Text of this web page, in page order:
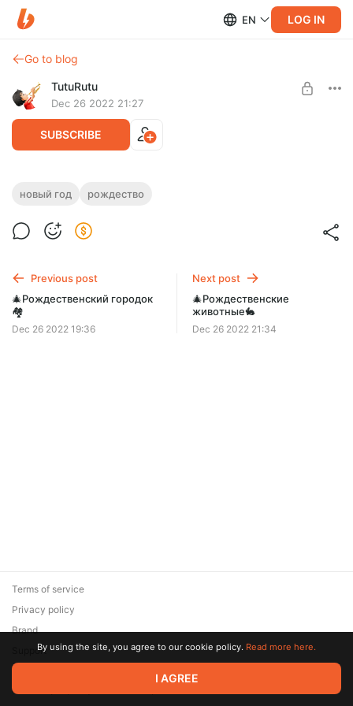
EN LOG IN
Go to blog
TutuRutu
Dec 26 2022 21:27
SUBSCRIBE
🎄Рождественские животные🐇
Высококачественные раскраски Рождественские
животные - это милые и симпатичные животные с
новый год рождество
Previous post
🎄Рождественский городок
🏘️
Dec 26 2022 19:36
Next post
🎄Рождественские
животные🐇
Dec 26 2022 21:34
© 2026 Zaya Solutions Limited. All rights reserved. All trademarks
are the property of their respective owners.
Terms of service
Privacy policy
Brand
SupportBy using the site, you agree to our cookie policy. Read more here.
I AGREE